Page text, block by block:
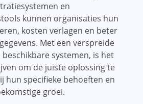
en
kunnen organisaties hun
kosten verlagen en beter
Met een verspreide
systemen, is het
om de juiste oplossing te
hun specifieke behoeften en
groei.